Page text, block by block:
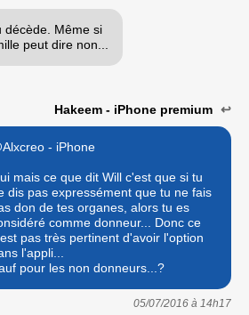
décède. Même si
peut dire non...
Hakeem - iPhone premium ↩
- iPhone
mais ce que dit Will c'est que si tu
dis pas expressément que tu ne fais
don de tes organes, alors tu es
comme donneur... Donc ce
pas très pertinent d'avoir l'option
l'appli...
pour les non donneurs...?
05/07/2016 à 14h17